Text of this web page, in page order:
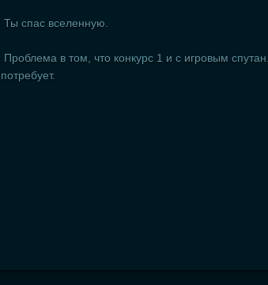
Ты спас вселенную.
Проблема в том, что конкурс 1 и с игровым
потребует.